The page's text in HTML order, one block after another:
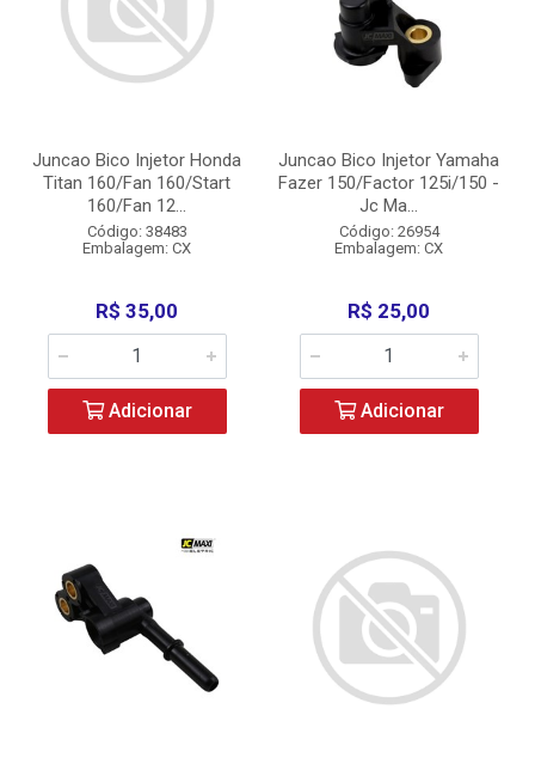
Juncao Bico Injetor Honda
Titan 160/Fan 160/Start
160/Fan 12...
Código: 38483
Embalagem: CX
R$ 35,00
Adicionar
Juncao Bico Injetor Yamaha
Fazer 150/Factor 125i/150 -
Jc Ma...
Código: 26954
Embalagem: CX
R$ 25,00
Adicionar